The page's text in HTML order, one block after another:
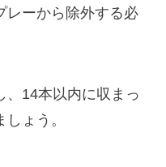
レーから除外する必
、14本以内に収まっ
ょう。